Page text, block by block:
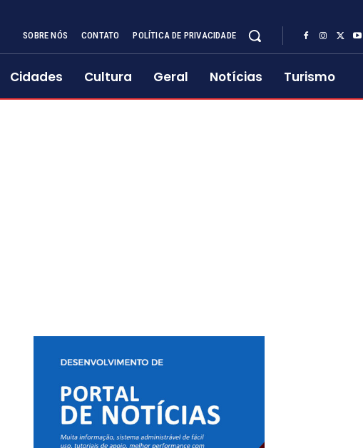
SOBRE NÓS CONTATO POLÍTICA DE PRIVACIDADE
Cidades Cultura Geral Notícias Turismo